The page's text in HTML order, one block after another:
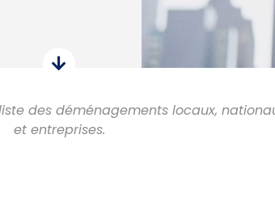
des déménagements locaux,
et entreprises.